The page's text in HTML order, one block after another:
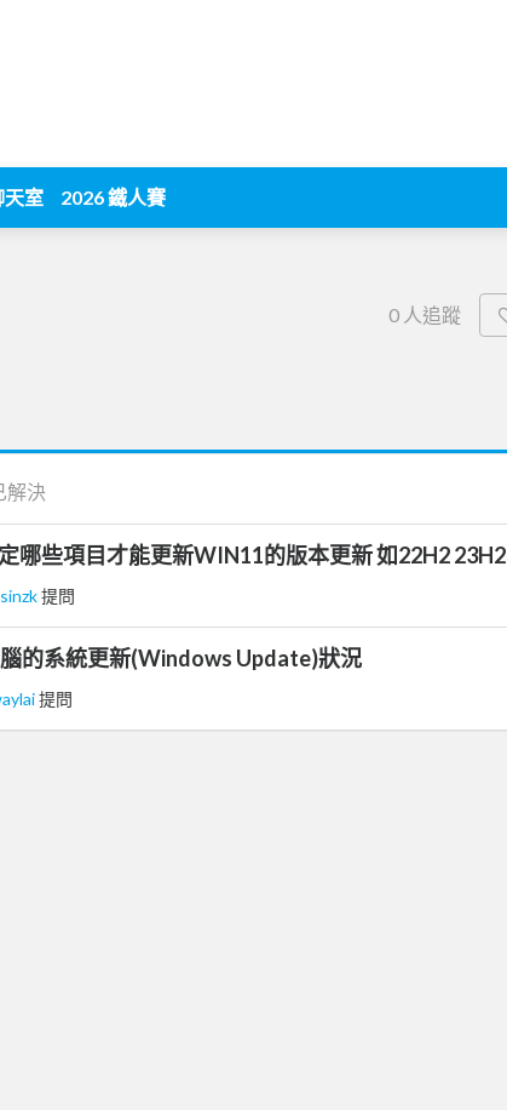
天室 2026 鐵人賽
0 人追蹤
解決
哪些項目才能更新WIN11的版本更新 如22H2 23H2
提問
的系統更新(Windows Update)狀況
提問